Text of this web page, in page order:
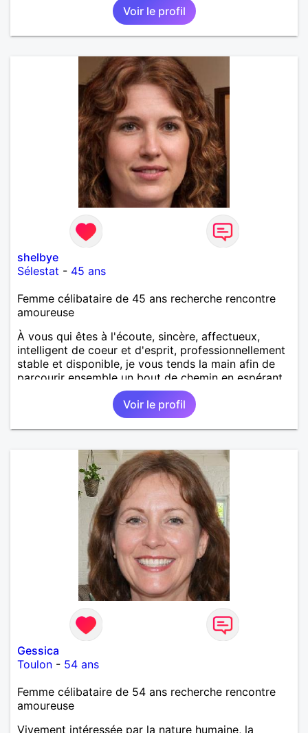
Voir le profil
shelbye
Sélestat - 45 ans
Femme célibataire de 45 ans recherche rencontre
amoureuse
À vous qui êtes à l'écoute, sincère, affectueux,
intelligent de coeur et d'esprit, professionnellement
stable et disponible, je vous tends la main afin de
parcourir ensemble un bout de chemin en espérant
que la route soit longue.
Voir le profil
Gessica
Toulon - 54 ans
Femme célibataire de 54 ans recherche rencontre
amoureuse
Vivement intéressée par la nature humaine, la